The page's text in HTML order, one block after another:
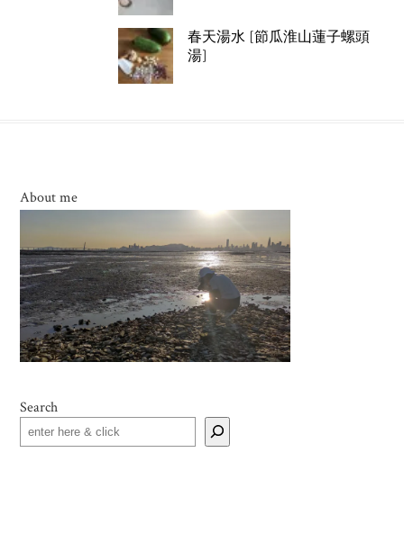
春天湯水 [節瓜淮山蓮子螺頭
湯]
About me
Search